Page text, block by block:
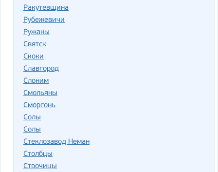
Ракутевщина
Рубежевичи
Ружаны
Святск
Скоки
Славгород
Слоним
Смольяны
Сморгонь
Со­лы
Солы
Стеклозавод Не­ман
Столбцы
Строчицы